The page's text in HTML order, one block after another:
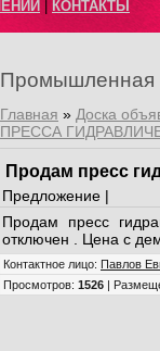
КОНТАКТЫ
Промышленная
Главная » Доска
ПРЕССА
Продам пресс
Предложение |
Продам пресс
отключен . Цена с
Контактное лицо: Павлов
Просмотров: 1526